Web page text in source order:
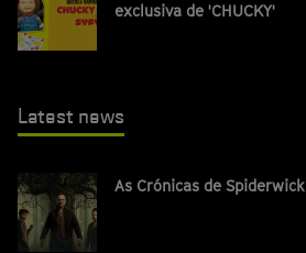
exclusiva de 'CHUCKY'
Latest news
As Crónicas de Spiderwick